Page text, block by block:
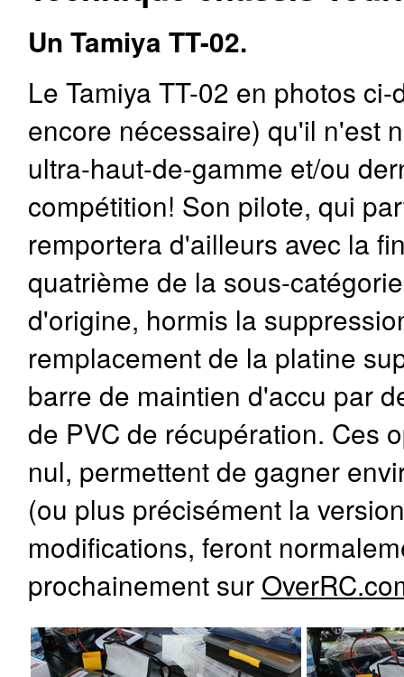
Un Tamiya TT-02.
Le Tamiya TT-02 en photos
encore nécessaire) qu'il n'est
ultra-haut-de-gamme et/ou
compétition! Son pilote, qui
remportera d'ailleurs avec la
quatrième de la sous-
d'origine, hormis la
remplacement de la platine
barre de maintien d'accu par
de PVC de récupération. Ces
nul, permettent de gagner
(ou plus précisément la
modifications, feront
prochainement sur